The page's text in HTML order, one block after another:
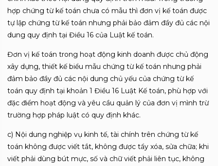
hợp chứng từ kế toán chưa có mẫu thì đơn vị kế toán được
tự lập chứng từ kế toán nhưng phải bảo đảm đầy đủ các nội
dung quy định tại Điều 16 của Luật kế toán.
Đơn vị kế toán trong hoạt động kinh doanh được chủ động
xây dựng, thiết kế biểu mẫu chứng từ kế toán nhưng phải
đảm bảo đầy đủ các nội dung chủ yếu của chứng từ kế
toán quy định tại khoản 1 Điều 16 Luật Kế toán, phù hợp với
đặc điểm hoạt động và yêu cầu quản lý của đơn vị mình trừ
trường hợp pháp luật có quy định khác.
c) Nội dung nghiệp vụ kinh tế, tài chính trên chứng từ kế
toán không được viết tắt, không được tẩy xóa, sửa chữa; khi
viết phải dùng bút mực, số và chữ viết phải liên tục, không